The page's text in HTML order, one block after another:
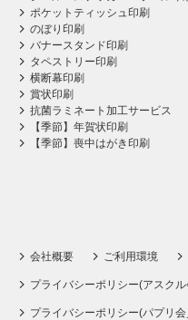
ポケットティッシュ印刷
のぼり印刷
バナースタンド印刷
タペストリー印刷
横断幕印刷
賞状印刷
抗菌ラミネート加工サービス
【季節】年賀状印刷
【季節】喪中はがき印刷
会社概要 ご利用環境
プライバシーポリシー(アスク
プライバシーポリシー(パプリ